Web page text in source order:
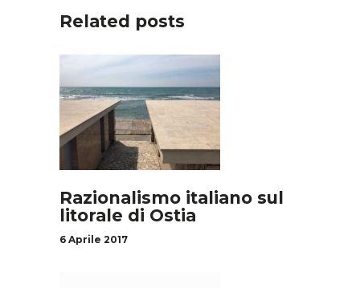
Related posts
Razionalismo italiano sul
litorale di Ostia
6 Aprile 2017